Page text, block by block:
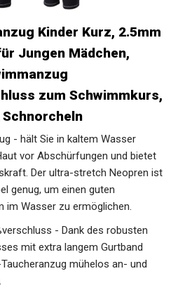
Kinder Kurz, 2.5mm
Jungen Mädchen,
zum Schwimmkurs,
Schnorcheln
- hält Sie in kaltem Wasser
vor Abschürfungen und bietet
Der ultra-stretch Neopren ist
genug, um einen guten
im Wasser zu ermöglichen.
- Dank des robusten
mit extra langem Gurtband
mühelos an- und